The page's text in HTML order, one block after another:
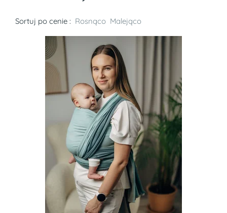
Sortuj po cenie : Rosnąco Malejąco